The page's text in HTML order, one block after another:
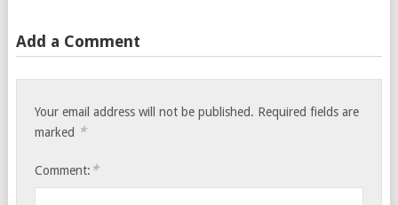
Add a Comment
Your email address will not be published. Required fields are
marked *
Comment: *